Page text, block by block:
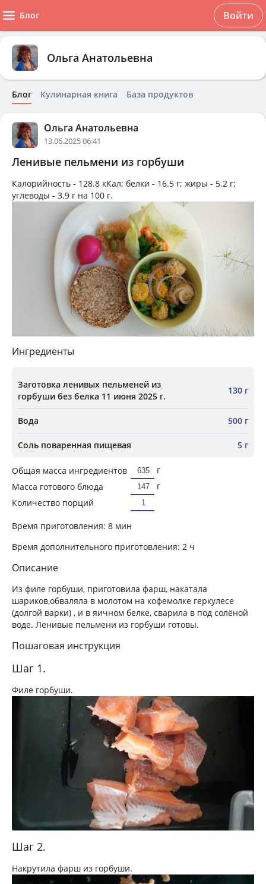
Блог Войти
Ольга Анатольевна
Блог Кулинарная книга База продуктов
Ольга Анатольевна
13.06.2025 06:41
Ленивые пельмени из горбуши
Калорийность - 128.8 кКал; белки - 16.5 г; жиры - 5.2 г;
углеводы - 3.9 г на 100 г.
Ингредиенты
Заготовка ленивых пельменей из
горбуши без белка 11 июня 2025 г.
130 г
Вода 500 г
Соль поваренная пищевая 5 г
Общая масса ингредиентов
г
Масса готового блюда
г
Количество порций
Время приготовления: 8 мин
Время дополнительного приготовления: 2 ч
Описание
Из филе горбуши, приготовила фарш, накатала
шариков,обваляла в молотом на кофемолке геркулесе
(долгой варки) , и в яичном белке, сварила в под солёной
воде. Ленивые пельмени из горбуши готовы.
Пошаговая инструкция
Шаг 1.
Филе горбуши.
Шаг 2.
Накрутила фарш из горбуши.